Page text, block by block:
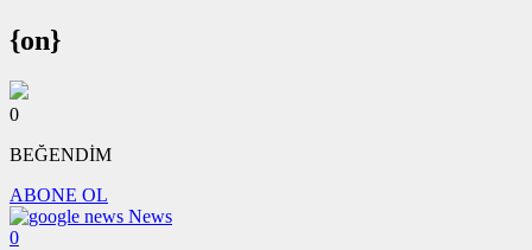
{on}
0
BEĞENDİM
ABONE OL
News
0